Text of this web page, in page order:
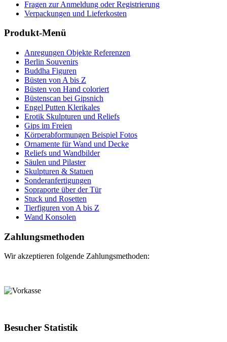
Fragen zur Anmeldung oder Registrierung
Verpackungen und Lieferkosten
Produkt-Menü
Anregungen Objekte Referenzen
Berlin Souvenirs
Buddha Figuren
Büsten von A bis Z
Büsten von Hand coloriert
Büstenscan bei Gipsnich
Engel Putten Klerikales
Erotik Skulpturen und Reliefs
Gips im Freien
Körperabformungen Beispiel Fotos
Ornamente für Wand und Decke
Reliefs und Wandbilder
Säulen und Pilaster
Skulpturen & Statuen
Sonderanfertigungen
Sopraporte über der Tür
Stuck und Rosetten
Tierfiguren von A bis Z
Wand Konsolen
Zahlungsmethoden
Wir akzeptieren folgende Zahlungsmethoden:
Besucher Statistik